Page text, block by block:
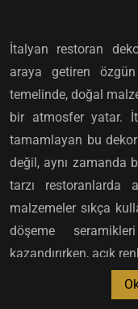
İtalyan restoran
araya getiren özgün
temelinde, doğal
bir atmosfer yatar.
tamamlayan bu
değil, aynı zamanda
tarzı
malzemeler sıkça
döşeme
kazandırırken, açık